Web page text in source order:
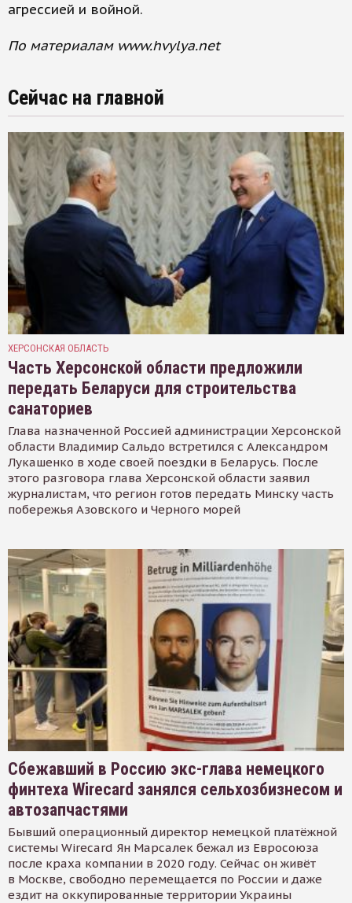
агрессией и войной.
По материалам www.hvylya.net
Сейчас на главной
ХЕРСОНСКАЯ ОБЛАСТЬ
Часть Херсонской области предложили
передать Беларуси для строительства
санаториев
Глава назначенной Россией администрации Херсонской
области Владимир Сальдо встретился с Александром
Лукашенко в ходе своей поездки в Беларусь. После
этого разговора глава Херсонской области заявил
журналистам, что регион готов передать Минску часть
побережья Азовского и Черного морей
Сбежавший в Россию экс-глава немецкого
финтеха Wirecard занялся сельхозбизнесом и
автозапчастями
Бывший операционный директор немецкой платёжной
системы Wirecard Ян Марсалек бежал из Евросоюза
после краха компании в 2020 году. Сейчас он живёт
в Москве, свободно перемещается по России и даже
ездит на оккупированные территории Украины